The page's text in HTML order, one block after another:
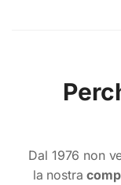
Dal 1976 non
la nostra